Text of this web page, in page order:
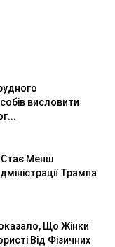
висловити
Стає Менш
Трампа
Що Жінки
Від Фізичних